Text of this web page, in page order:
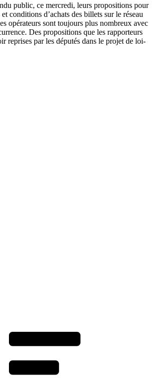
public, ce mercredi, leurs propositions pour
conditions d’achats des billets sur le réseau
opérateurs sont toujours plus nombreux avec
Des propositions que les rapporteurs
reprises par les députés dans le projet de loi-